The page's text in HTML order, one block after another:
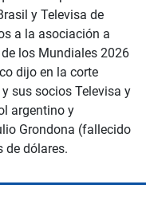
y Televisa de
a la asociación a
los Mundiales 2026
dijo en la corte
sus socios Televisa y
argentino y
Grondona (fallecido
de dólares.